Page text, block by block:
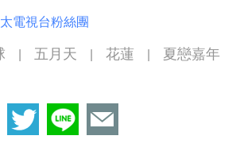
電視台粉絲團
五月天 花蓮
夏戀嘉年